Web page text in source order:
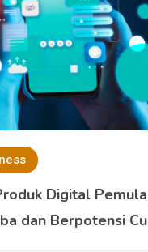
Digital
dan Berpotensi